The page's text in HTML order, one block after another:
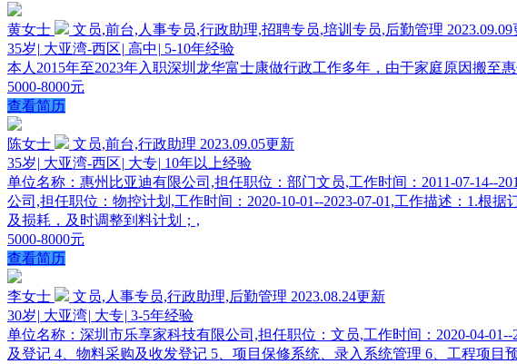
黄女士 文员,前台,人事专员,行政助理,招聘专员,培训专员,后勤管理
35岁| 大亚湾-西区| 高中 | 5-10年经验
本人2015年至2023年入职深圳龙华富士康做行政工作多年，由于家庭原因搬至
5000-8000元
查看简历
陈女士 文员,前台,行政助理 2023.09.05更新
35岁| 大亚湾-西区| 大专| 10年以上经验
单位名称：惠州比亚迪有限公司,担任职位：部门文员,工作时间：2011-07-14--
公司,担任职位：物控计划,工作时间：2020-10-01--2023-07-01,工作描述：1.根
及损耗，及时调整到料计划；,
5000-8000元
查看简历
李女士 文员,人事专员,行政助理,后勤管理 2023.08.24更新
30岁| 大亚湾| 大专| 3-5年经验
单位名称：深圳市乐享家科技有限公司,担任职位：文员,工作时间：2020-04-
及登记 4、物料采购及收发登记 5、项目保修系统、录入系统管理 6、工程项